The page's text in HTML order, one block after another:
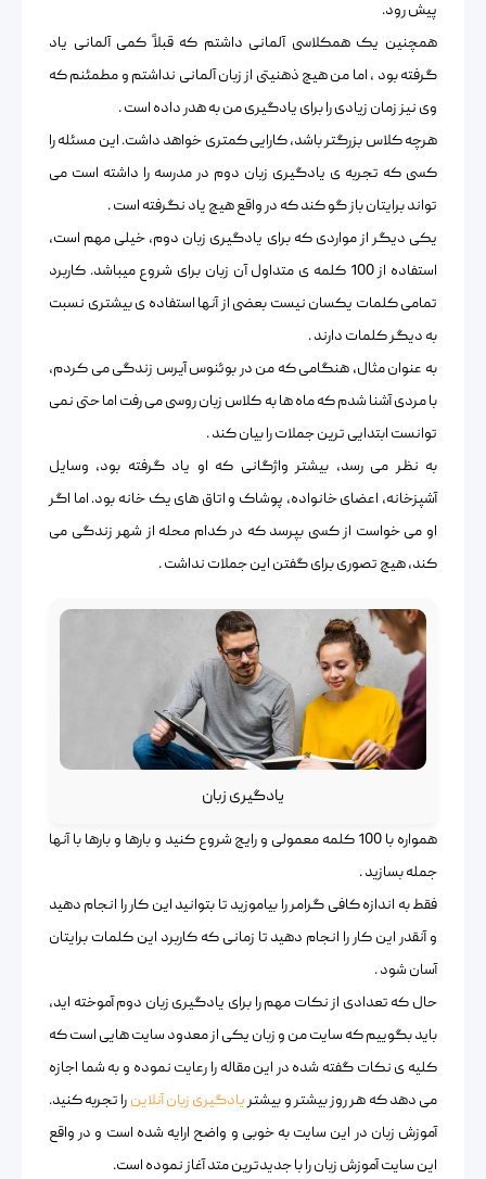
پیش رود.
همچنین یک همکلاسی آلمانی داشتم که قبلاً کمی آلمانی یاد
گرفته بود ، اما من هیچ ذهنیتی از زبان آلمانی نداشتم و مطمئنم که
وی نیز زمان زیادی را برای یادگیری من به هدر داده است .
هرچه کلاس بزرگتر باشد، کارایی کمتری خواهد داشت. این مسئله را
کسی که تجربه ی یادگیری زبان دوم در مدرسه را داشته است می
تواند برایتان باز گو کند که در واقع هیچ یاد نگرفته است .
یکی دیگر از مواردی که برای یادگیری زبان دوم، خیلی مهم است،
استفاده از 100 کلمه ی متداول آن زبان برای شروع میباشد. کاربرد
تمامی کلمات یکسان نیست بعضی از آنها استفاده ی بیشتری نسبت
به دیگر کلمات دارند .
به عنوان مثال، هنگامی که من در بوئنوس آیرس زندگی می کردم،
با مردی آشنا شدم که ماه ها به کلاس زبان روسی می رفت اما حتی نمی
توانست ابتدایی ترین جملات را بیان کند .
به نظر می رسد، بیشتر واژگانی که او یاد گرفته بود، وسایل
آشپزخانه، اعضای خانواده، پوشاک و اتاق های یک خانه بود. اما اگر
او می خواست از کسی بپرسد که در کدام محله از شهر زندگی می
کند، هیچ تصوری برای گفتن این جملات نداشت .
یادگیری زبان
همواره با 100 کلمه معمولی و رایج شروع کنید و بارها و بارها با آنها
جمله بسازید .
فقط به اندازه کافی گرامر را بیاموزید تا بتوانید این کار را انجام دهید
و آنقدر این کار را انجام دهید تا زمانی که کاربرد این کلمات برایتان
آسان شود .
حال که تعدادی از نکات مهم را برای یادگیری زبان دوم آموخته اید،
باید بگوییم که سایت من و زبان یکی از معدود سایت هایی است که
کلیه ی نکات گفته شده در این مقاله را رعایت نموده و به شما اجازه
می دهد که هر روز بیشتر و بیشتریادگیری زبان آنلاین را تجربه کنید.
آموزش زبان در این سایت به خوبی و واضح ارایه شده است و در واقع
این سایت آموزش زبان را با جدیدترین متد آغاز نموده است.